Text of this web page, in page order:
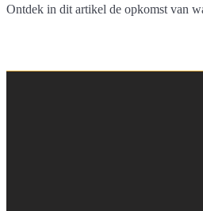
Ontdek in dit artikel de opkomst van